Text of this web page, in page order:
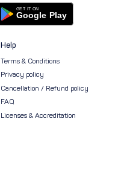
Help
Terms & Conditions
Privacy policy
Cancellation / Refund policy
FAQ
Licenses & Accreditation